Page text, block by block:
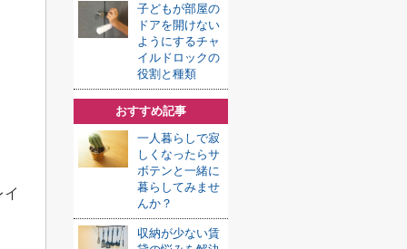
子どもが部屋の
ドアを開けない
ようにするチャ
イルドロックの
役割と種類
おすすめ記事
一人暮らしで寂
しくなったらサ
ボテンと一緒に
暮らしてみませ
んか？
収納が少ない賃